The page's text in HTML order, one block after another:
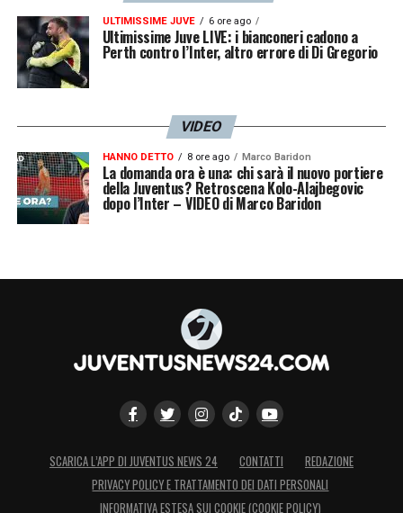
LA PLAYLIST DELLE NOSTRE TOP NEWS
ULTIMISSIME JUVE 6 ore ago
Ultimissime Juve LIVE: i bianconeri cadono a
Perth contro l’Inter, altro errore di Di Gregorio
VIDEO
HANNO DETTO 8 ore ago Marco Baridon
La domanda ora è una: chi sarà il nuovo portiere
della Juventus? Retroscena Kolo-Alajbegovic
dopo l’Inter – VIDEO di Marco Baridon
SCARICA L’APP DI JUVENTUS NEWS 24 CONTATTI
REDAZIONE
PRIVACY POLICY E TRATTAMENTO DEI DATI PERSONALI
INFORMATIVA ESTESA SUI COOKIE (COOKIE POLICY)